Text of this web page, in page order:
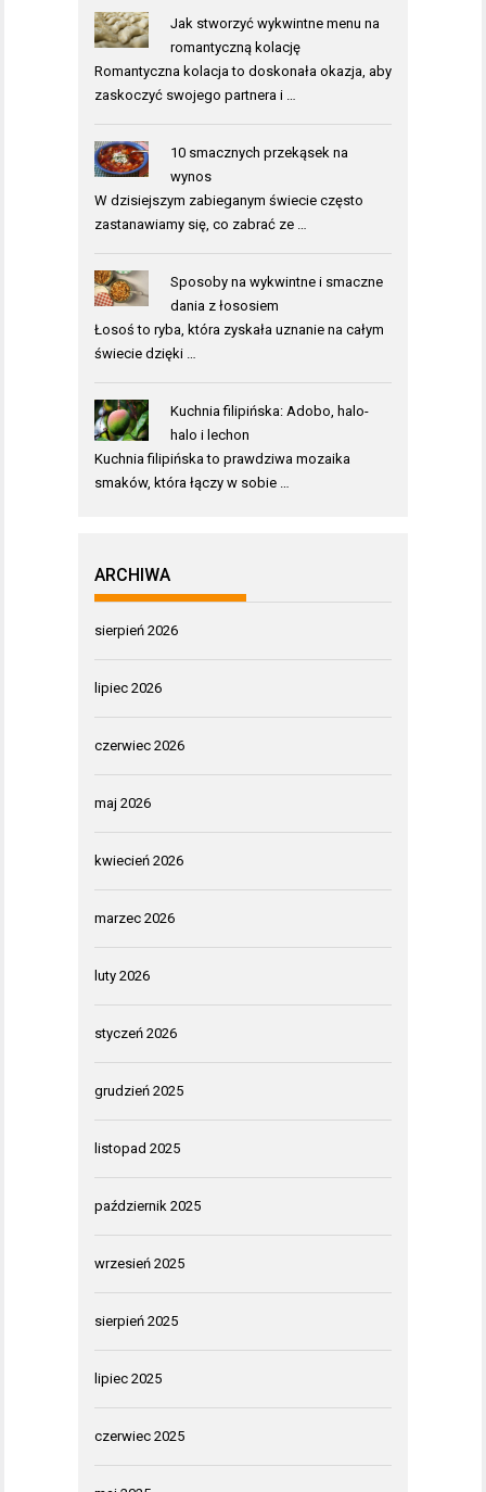
Jak stworzyć wykwintne menu na
romantyczną kolację
Romantyczna kolacja to doskonała okazja, aby
zaskoczyć swojego partnera i …
10 smacznych przekąsek na
wynos
W dzisiejszym zabieganym świecie często
zastanawiamy się, co zabrać ze …
Sposoby na wykwintne i smaczne
dania z łososiem
Łosoś to ryba, która zyskała uznanie na całym
świecie dzięki …
Kuchnia filipińska: Adobo, halo-
halo i lechon
Kuchnia filipińska to prawdziwa mozaika
smaków, która łączy w sobie …
ARCHIWA
sierpień 2026
lipiec 2026
czerwiec 2026
maj 2026
kwiecień 2026
marzec 2026
luty 2026
styczeń 2026
grudzień 2025
listopad 2025
październik 2025
wrzesień 2025
sierpień 2025
lipiec 2025
czerwiec 2025